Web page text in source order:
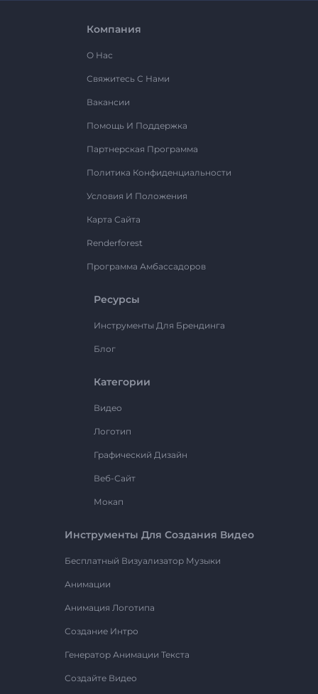
Компания
О Нас
Свяжитесь С Нами
Вакансии
Помощь И Поддержка
Партнерская Программа
Политика Конфиденциальности
Условия И Положения
Карта Сайта
Renderforest
Программа Амбассадоров
Ресурсы
Инструменты Для Брендинга
Блог
Категории
Видео
Логотип
Графический Дизайн
Веб-Сайт
Мокап
Инструменты Для Создания Видео
Бесплатный Визуализатор Музыки
Анимации
Анимация Логотипа
Создание Интро
Генератор Анимации Текста
Создайте Видео